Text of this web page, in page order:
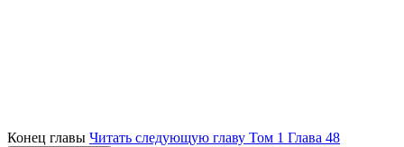
Конец главы Читать следующую главу Том 1 Глава 48